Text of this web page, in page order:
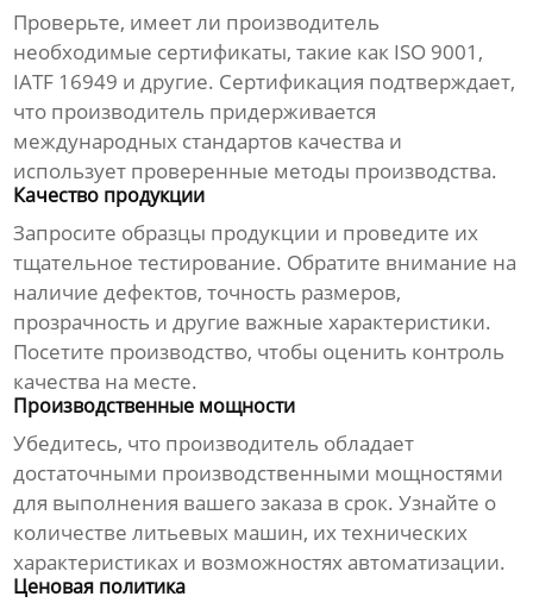
Проверьте, имеет ли производитель
необходимые сертификаты, такие как ISO 9001,
IATF 16949 и другие. Сертификация подтверждает,
что производитель придерживается
международных стандартов качества и
использует проверенные методы производства.
Качество продукции
Запросите образцы продукции и проведите их
тщательное тестирование. Обратите внимание на
наличие дефектов, точность размеров,
прозрачность и другие важные характеристики.
Посетите производство, чтобы оценить контроль
качества на месте.
Производственные мощности
Убедитесь, что производитель обладает
достаточными производственными мощностями
для выполнения вашего заказа в срок. Узнайте о
количестве литьевых машин, их технических
характеристиках и возможностях автоматизации.
Ценовая политика